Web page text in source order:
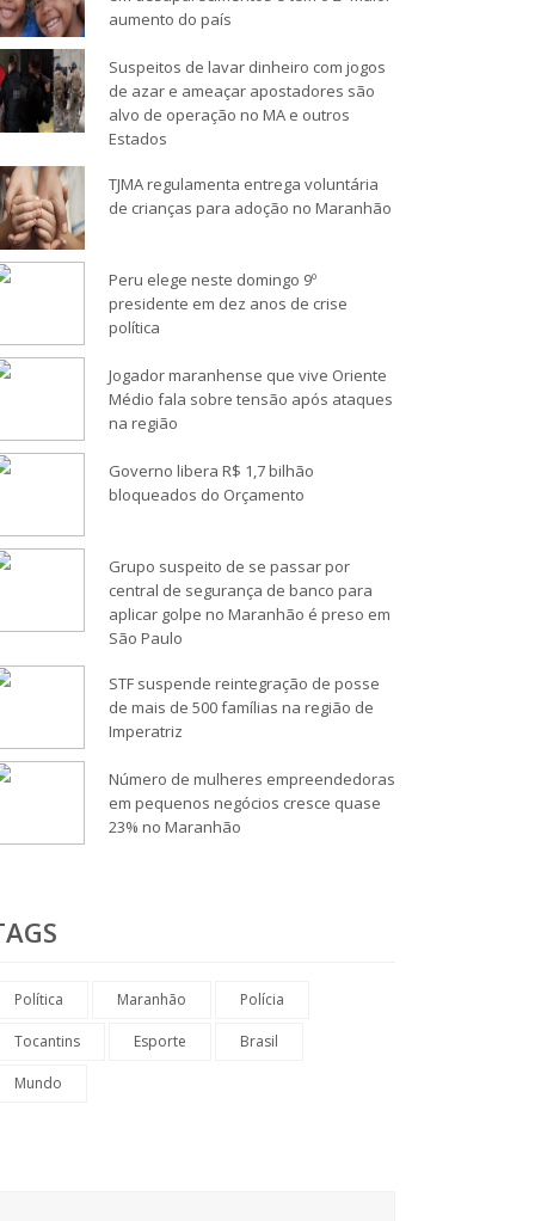
aumento do país
Suspeitos de lavar dinheiro com jogos
de azar e ameaçar apostadores são
alvo de operação no MA e outros
Estados
TJMA regulamenta entrega voluntária
de crianças para adoção no Maranhão
Peru elege neste domingo 9º
presidente em dez anos de crise
política
Jogador maranhense que vive Oriente
Médio fala sobre tensão após ataques
na região
Governo libera R$ 1,7 bilhão
bloqueados do Orçamento
Grupo suspeito de se passar por
central de segurança de banco para
aplicar golpe no Maranhão é preso em
São Paulo
STF suspende reintegração de posse
de mais de 500 famílias na região de
Imperatriz
Número de mulheres empreendedoras
em pequenos negócios cresce quase
23% no Maranhão
Política Maranhão Polícia
Tocantins Esporte Brasil
Mundo